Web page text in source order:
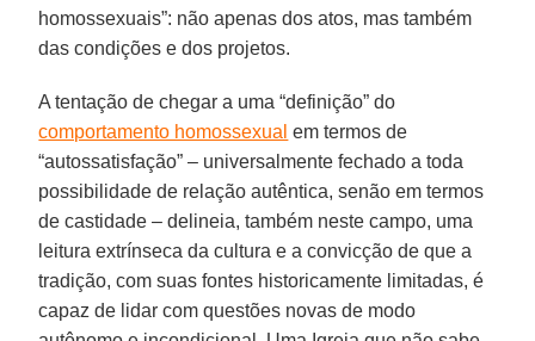
homossexuais”: não apenas dos atos, mas também
das condições e dos projetos.
A tentação de chegar a uma “definição” do
comportamento homossexual em termos de
“autossatisfação” – universalmente fechado a toda
possibilidade de relação autêntica, senão em termos
de castidade – delineia, também neste campo, uma
leitura extrínseca da cultura e a convicção de que a
tradição, com suas fontes historicamente limitadas, é
capaz de lidar com questões novas de modo